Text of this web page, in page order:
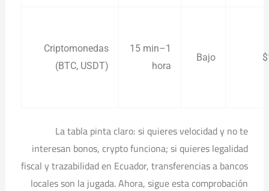
Criptomonedas
(BTC, USDT)
15 min–1
hora
Bajo
La tabla pinta claro: si quieres velocidad y no te
interesan bonos, crypto funciona; si quieres legalidad
fiscal y trazabilidad en Ecuador, transferencias a bancos
locales son la jugada. Ahora, sigue esta comprobación